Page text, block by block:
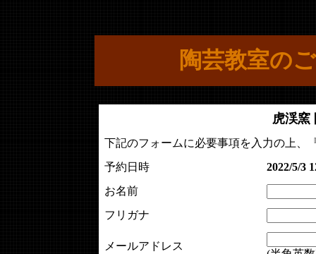
陶芸教室の
虎渓窯
下記のフォームに必要事項を入力の上、
予約日時
2022/5/3
お名前
フリガナ
メールアドレス